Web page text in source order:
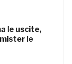
le uscite,
le